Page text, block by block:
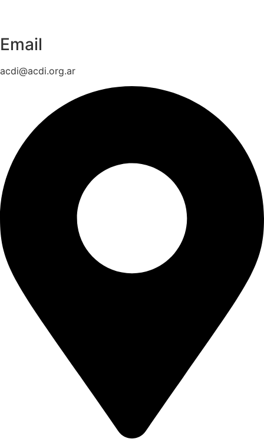
Email
acdi@acdi.org.ar